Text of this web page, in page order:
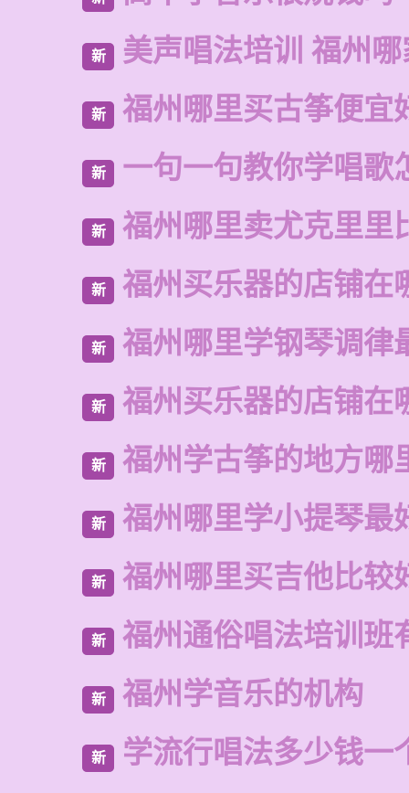
新 美声唱法培训 福州
新 福州哪里买古筝便宜
新 一句一句教你学唱歌
新 福州哪里卖尤克里里
新 福州买乐器的店铺在
新 福州哪里学钢琴调律
新 福州买乐器的店铺在
新 福州学古筝的地方哪
新 福州哪里学小提琴最
新 福州哪里买吉他比较
新 福州通俗唱法培训班
新 福州学音乐的机构
新 学流行唱法多少钱一